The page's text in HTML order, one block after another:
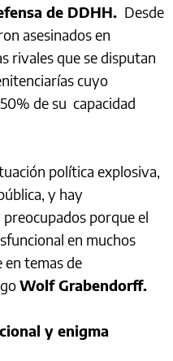
de DDHH. Desde
asesinados en
rivales que se disputan
cuyo
de su capacidad
política explosiva,
y hay
porque el
en muchos
en temas de
Wolf Grabendorff.
y enigma